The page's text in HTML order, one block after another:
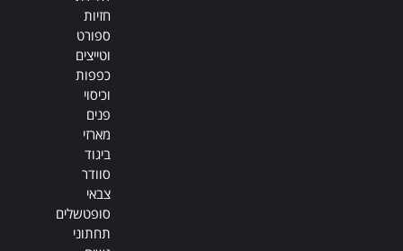
חזיות
ספורט
וטייצים
כפפות
וכיסוי
פנים
מארזי
ביגוד
סוודר
צבאי
סופטשלים
תחתוני